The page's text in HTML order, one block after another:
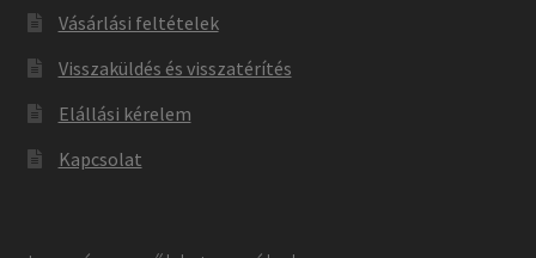
Vásárlási feltételek
Visszaküldés és visszatérítés
Elállási kérelem
Kapcsolat